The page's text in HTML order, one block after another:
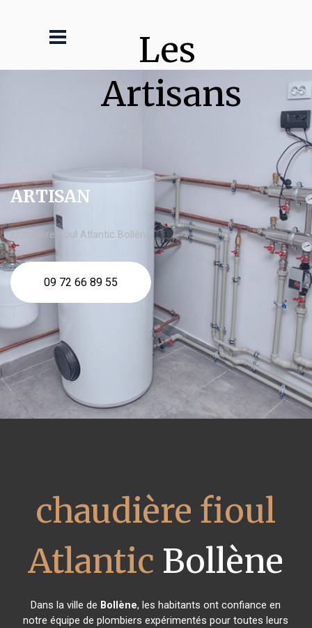
Les
Artisans
ARTISAN
chaudière fioul Atlantic Bollène
09 72 66 89 55
chaudière fioul
Atlantic Bollène
Dans la ville de Bollène, les habitants ont confiance en
notre équipe de plombiers expérimentés pour toutes leurs